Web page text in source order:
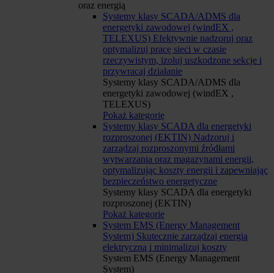
oraz energią
Systemy klasy SCADA/ADMS dla
energetyki zawodowej (windEX ,
TELEXUS) Efektywnie nadzoruj oraz
optymalizuj pracę sieci w czasie
rzeczywistym, izoluj uszkodzone sekcje i
przywracaj działanie
Systemy klasy SCADA/ADMS dla
energetyki zawodowej (windEX ,
TELEXUS)
Pokaż kategorię
Systemy klasy SCADA dla energetyki
rozproszonej (EKTIN) Nadzoruj i
zarządzaj rozproszonymi źródłami
wytwarzania oraz magazynami energii,
optymalizując koszty energii i zapewniając
bezpieczeństwo energetyczne
Systemy klasy SCADA dla energetyki
rozproszonej (EKTIN)
Pokaż kategorię
System EMS (Energy Management
System) Skutecznie zarządzaj energią
elektryczną i minimalizuj koszty
System EMS (Energy Management
System)